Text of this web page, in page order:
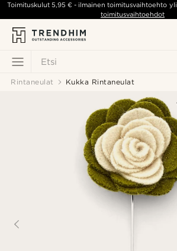
Etsi
Toimituskulut5,95 € - ilmainen toimitusvaihtoehto yli
toimitusvaihtoehdot
Rintaneulat Kukka Rintaneulat